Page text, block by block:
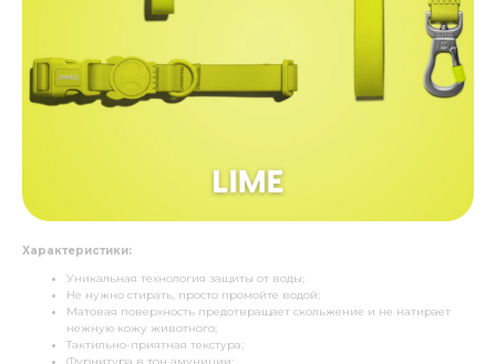
Характеристики:
Уникальная технология защиты от воды;
Не нужно стирать, просто промойте водой;
Матовая поверхность предотвращает скольжение и не натирает
нежную кожу животного;
Тактильно-приятная текстура;